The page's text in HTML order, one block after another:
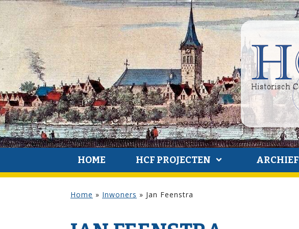
HOME HCF PROJECTEN ARCHIEF
Home » Inwoners » Jan Feenstra